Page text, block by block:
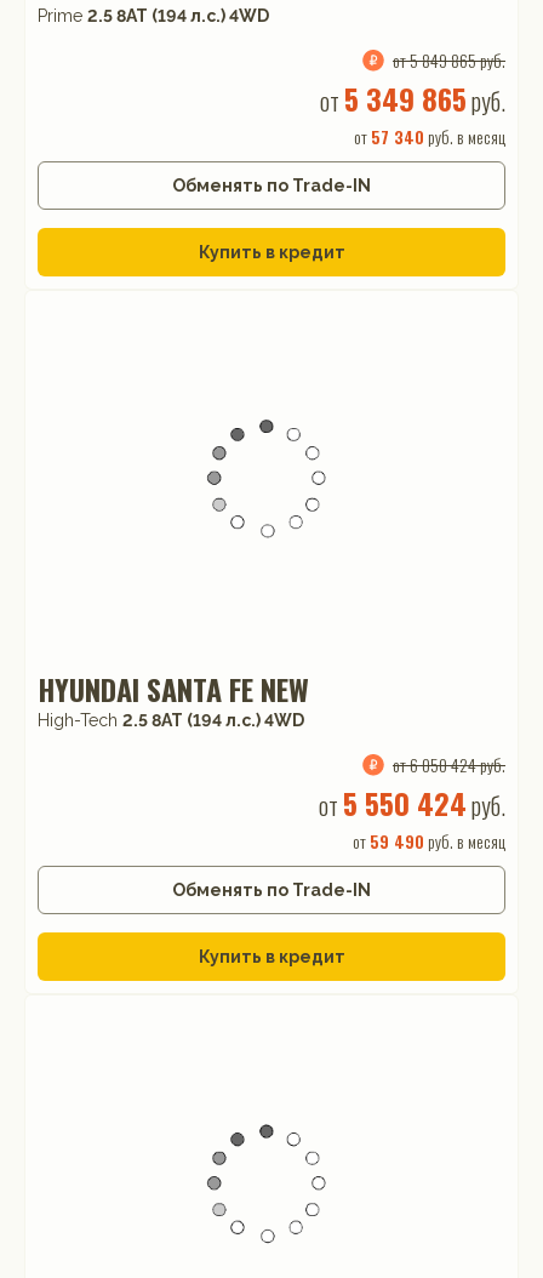
Prime 2.5 8AT (194 л.с.) 4WD
от 5 849 865 руб.
от 5 349 865руб.
от57 340 руб. в месяц
Обменять по Trade-IN
Купить в кредит
HYUNDAI SANTA FE NEW
High-Tech 2.5 8AT (194 л.с.) 4WD
от 6 050 424 руб.
от 5 550 424руб.
от59 490 руб. в месяц
Обменять по Trade-IN
Купить в кредит